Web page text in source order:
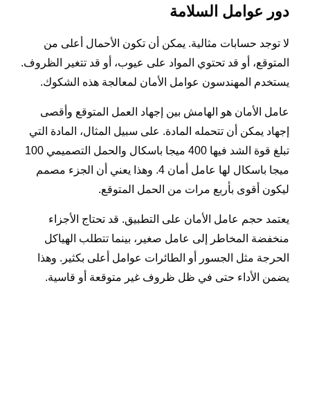
دور عوامل السلامة
لا توجد حسابات مثالية. يمكن أن تكون الأحمال أعلى من
المتوقع، أو قد تحتوي المواد على عيوب، أو قد تتغير الظروف.
يستخدم المهندسون عوامل الأمان لمعالجة هذه الشكوك.
عامل الأمان هو الهامش بين إجهاد العمل المتوقع وأقصى
إجهاد يمكن أن تتحمله المادة. على سبيل المثال، المادة التي
تبلغ قوة الشد فيها 400 ميجا باسكال والحمل التصميمي 100
ميجا باسكال لها عامل أمان 4. وهذا يعني أن الجزء مصمم
ليكون أقوى بأربع مرات من الحمل المتوقع.
يعتمد حجم عامل الأمان على التطبيق. قد تحتاج الأجزاء
منخفضة المخاطر إلى عامل صغير، بينما تتطلب الهياكل
الحرجة مثل الجسور أو الطائرات عوامل أعلى بكثير. وهذا
يضمن الأداء حتى في ظل ظروف غير متوقعة أو قاسية.